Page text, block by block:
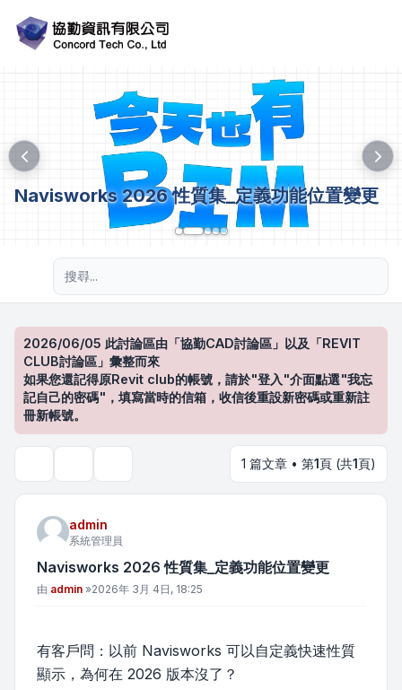
Navisworks 2026 性質集_定義功能位置變更
2026/06/05 此討論區由「協勤CAD討論區」以及「REVIT
CLUB討論區」彙整而來
如果您還記得原Revit club的帳號，請於"登入"介面點選"我忘
記自己的密碼"，填寫當時的信箱，收信後重設新密碼或重新註
冊新帳號。
1 篇文章 • 第1頁 (共1頁)
admin
系統管理員
Navisworks 2026 性質集_定義功能位置變更
文章
由 admin »2026年 3月 4日, 18:25
有客戶問：以前 Navisworks 可以自定義快速性質
顯示，為何在 2026 版本沒了？